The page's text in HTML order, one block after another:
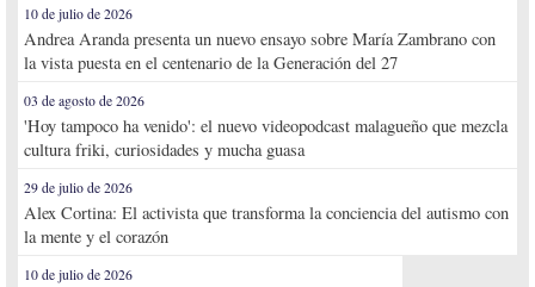
10 de julio de 2026
Andrea Aranda presenta un nuevo ensayo sobre María Zambrano con
la vista puesta en el centenario de la Generación del 27
03 de agosto de 2026
'Hoy tampoco ha venido': el nuevo videopodcast malagueño que mezcla
cultura friki, curiosidades y mucha guasa
29 de julio de 2026
Alex Cortina: El activista que transforma la conciencia del autismo con
la mente y el corazón
10 de julio de 2026